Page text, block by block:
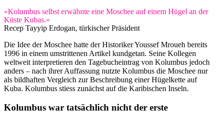
«Kolumbus selbst erwähnte eine Moschee auf einem Hügel an der
Küste Kubas.»
Recep Tayyip Erdogan, türkischer Präsident
Die Idee der Moschee hatte der Historiker Youssef Mroueh bereits
1996 in einem umstrittenen Artikel kundgetan. Seine Kollegen
weltweit interpretieren den Tagebucheintrag von Kolumbus jedoch
anders – nach ihrer Auffassung nutzte Kolumbus die Moschee nur
als bildhaften Vergleich zur Beschreibung einer Hügelkette auf
Kuba. Kolumbus stiess zunächst auf die Karibischen Inseln.
Kolumbus war tatsächlich nicht der erste